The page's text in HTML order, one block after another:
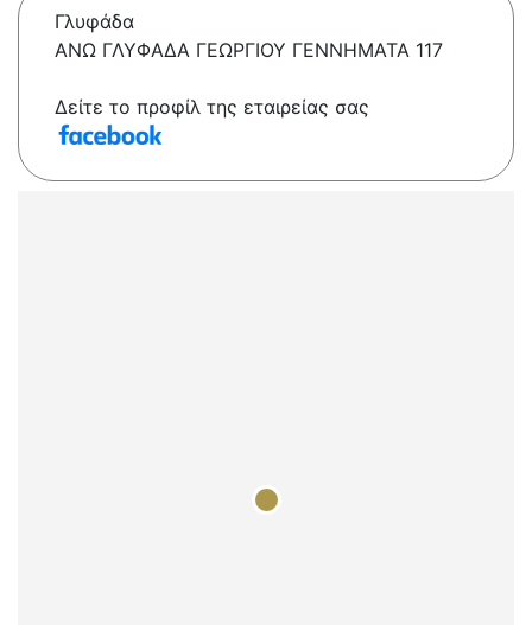
Γλυφάδα
ΑΝΩ ΓΛΥΦΑΔΑ ΓΕΩΡΓΙΟΥ ΓΕΝΝΗΜΑΤΑ 117
Δείτε το προφίλ της εταιρείας σας